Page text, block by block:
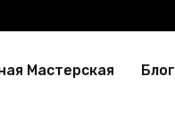
Мастерская Блог